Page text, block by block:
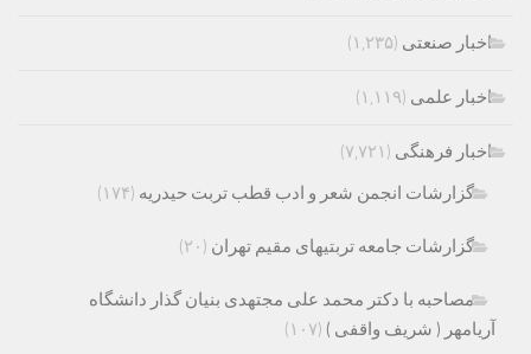
اخبار صنعتی (۱,۲۳۵)
اخبار علمی (۱,۱۱۹)
اخبار فرهنگی (۷,۷۲۱)
گزارشات انجمن شعر و ادب قطب تربت حیدریه (۱۷۴)
گزارشات جامعه تربتیهای مقیم تهران (۲۰)
مصاحبه با دکتر محمد علی مجتهدی بنیان گذار دانشگاه
آریامهر ( شریف واقفی ) (۱۰۷)